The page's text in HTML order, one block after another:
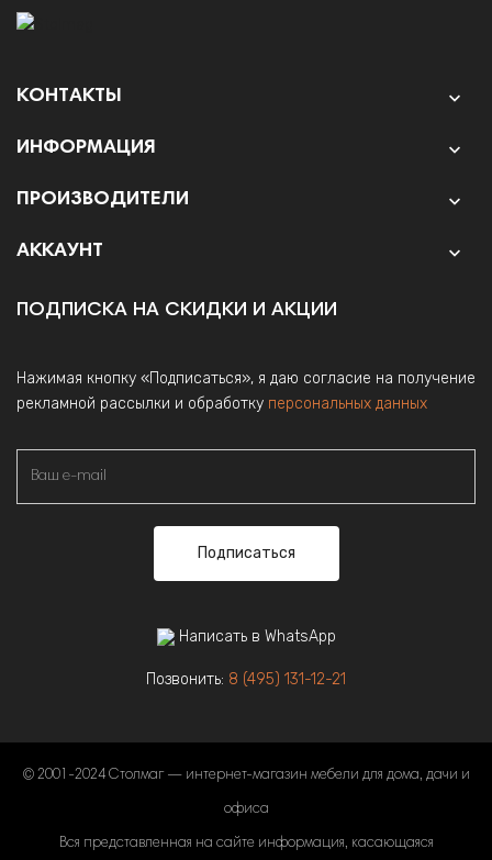
КОНТАКТЫ 
ИНФОРМАЦИЯ 
ПРОИЗВОДИТЕЛИ 
АККАУНТ 
ПОДПИСКА НА СКИДКИ И АКЦИИ
Нажимая кнопку «Подписаться», я даю согласие на получение
рекламной рассылки и обработку персональных данных
Подписаться
Написать в WhatsApp
Позвонить: 8 (495) 131-12-21
© 2001-2024 Столмаг — интернет-магазин мебели для дома, дачи и
офиса
Вся представленная на сайте информация, касающаяся